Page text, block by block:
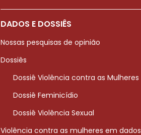
DADOS E DOSSIÊS
Nossas pesquisas de opinião
Dossiês
Dossiê Violência contra as Mulheres
Dossiê Feminicídio
Dossiê Violência Sexual
Violência contra as mulheres em dados